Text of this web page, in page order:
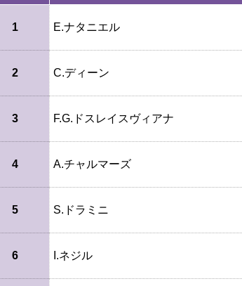
1 E.ナタニエル
2 C.ディーン
3 F.G.ドスレイスヴィアナ
4 A.チャルマーズ
5 S.ドラミニ
6 I.ネジル